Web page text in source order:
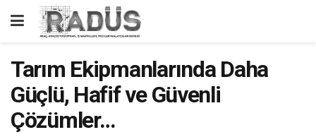
Tarım Ekipmanlarında Daha
Güçlü, Hafif ve Güvenli
Çözümler…